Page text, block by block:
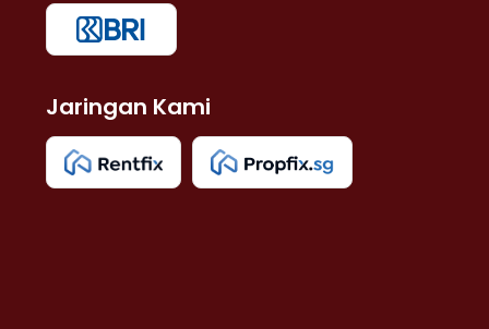
Jaringan Kami